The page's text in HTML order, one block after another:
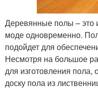
Деревянные полы – это
моде одновременно.
подойдет для
Несмотря на большое
для изготовления
доску пола из